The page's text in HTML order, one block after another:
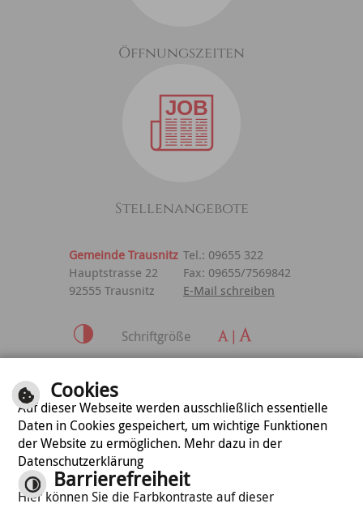
Öffnungszeiten
Stellenangebote
Gemeinde Trausnitz Tel.: 09655 322
Hauptstrasse 22
Fax: 09655/7569842
92555 Trausnitz
E-Mail schreiben
Schriftgröße
Datenschutzerklärung
optimiert für
mobile Endgeräte
Cookies
Auf dieser Webseite werden ausschließlich essentielle
Daten in Cookies gespeichert, um wichtige Funktionen
der Website zu ermöglichen. Mehr dazu in der
Datenschutzerklärung
Barrierefreiheit
Hier können Sie die Farbkontraste auf dieser